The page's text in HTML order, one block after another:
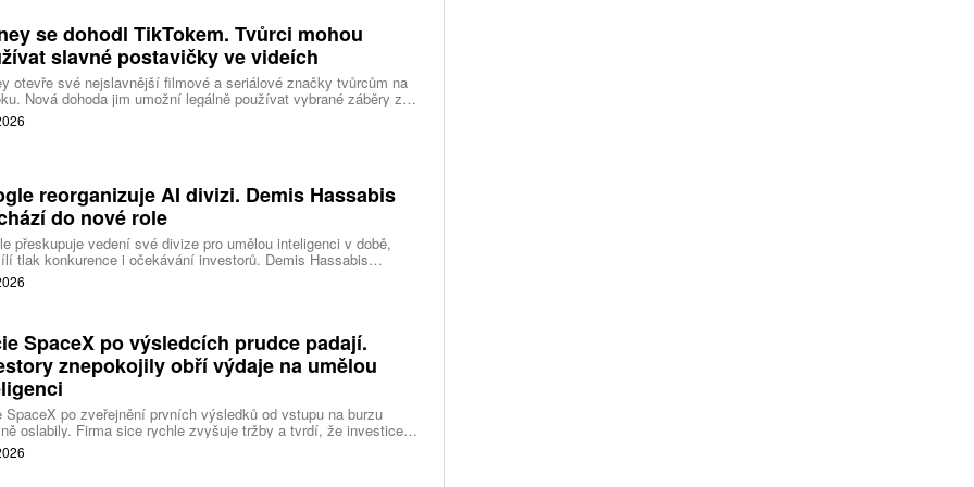
se dohodl TikTokem. Tvůrci mohou
slavné postavičky ve videích
otevře své nejslavnější filmové a seriálové značky tvůrcům na
Nová dohoda jim umožní legálně používat vybrané záběry z
studia a sdílet vlastní videa také na platformě Disney Verts.
reorganizuje AI divizi. Demis Hassabis
do nové role
přeskupuje vedení své divize pro umělou inteligenci v době,
tlak konkurence i očekávání investorů. Demis Hassabis
každodenní řízení DeepMind a zaměří se na vývoj pokročilé
inteligence i její dopad na společnost.
SpaceX po výsledcích prudce padají.
znepokojily obří výdaje na umělou
SpaceX po zveřejnění prvních výsledků od vstupu na burzu
oslabily. Firma sice rychle zvyšuje tržby a tvrdí, že investice
inteligence se vracejí mnohem rychleji než dříve, investoři ale
zda je tempo rekordních výdajů dlouhodobě udržitelné.